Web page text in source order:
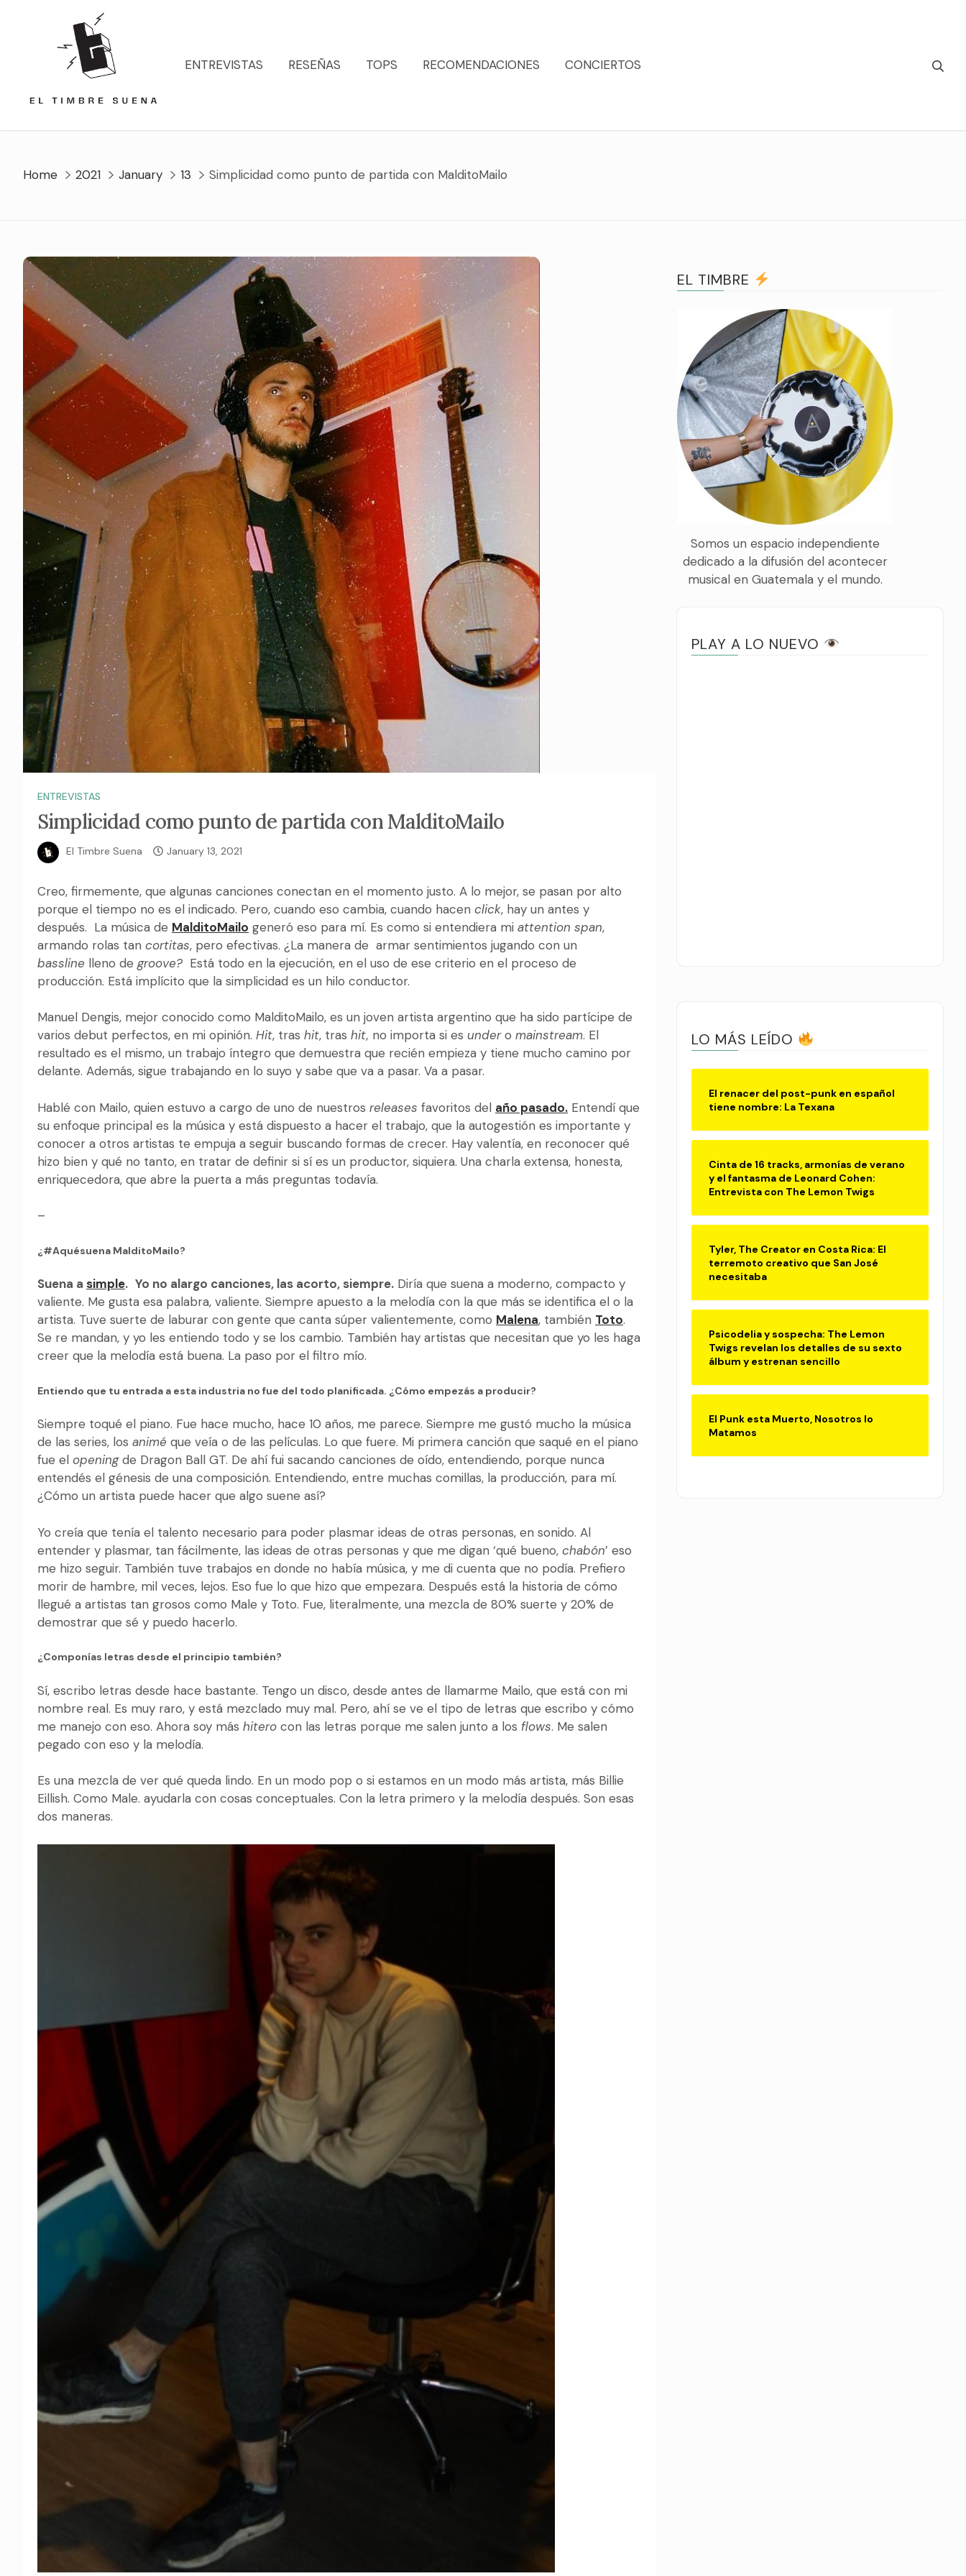
ENTREVISTAS
RESEÑAS TOPS RECOMENDACIONES CONCIERTOS
Home 2021 January 13 Simplicidad como punto de partida con MalditoMailo
ENTREVISTAS
Simplicidad como punto de partida con MalditoMailo
El Timbre Suena January 13, 2021
Creo, firmemente, que algunas canciones conectan en el momento justo. A lo mejor, se pasan por alto
porque el tiempo no es el indicado. Pero, cuando eso cambia, cuando hacen click, hay un antes y
después. La música de MalditoMailo generó eso para mí. Es como si entendiera mi attention span,
armando rolas tan cortitas, pero efectivas. ¿La manera de armar sentimientos jugando con un
bassline lleno de groove? Está todo en la ejecución, en el uso de ese criterio en el proceso de
producción. Está implícito que la simplicidad es un hilo conductor.
Manuel Dengis, mejor conocido como MalditoMailo, es un joven artista argentino que ha sido partícipe de
varios debut perfectos, en mi opinión. Hit, tras hit, tras hit, no importa si es undero mainstream. El
resultado es el mismo, un trabajo íntegro que demuestra que recién empieza y tiene mucho camino por
delante. Además, sigue trabajando en lo suyo y sabe que va a pasar. Va a pasar.
Hablé con Mailo, quien estuvo a cargo de uno de nuestros releases favoritos del año pasado. Entendí que
su enfoque principal es la música y está dispuesto a hacer el trabajo, que la autogestión es importante y
conocer a otros artistas te empuja a seguir buscando formas de crecer. Hay valentía, en reconocer qué
hizo bien y qué no tanto, en tratar de definir si sí es un productor, siquiera. Una charla extensa, honesta,
enriquecedora, que abre la puerta a más preguntas todavía.
–
¿#Aquésuena MalditoMailo?
Suena a simple. Yo no alargo canciones, las acorto, siempre. Diría que suena a moderno, compacto y
valiente. Me gusta esa palabra, valiente. Siempre apuesto a la melodía con la que más se identifica el o la
artista. Tuve suerte de laburar con gente que canta súper valientemente, como Malena, también Toto.
Se re mandan, y yo les entiendo todo y se los cambio. También hay artistas que necesitan que yo les haga
creer que la melodía está buena. La paso por el filtro mío.
Entiendo que tu entrada a esta industria no fue del todo planificada. ¿Cómo empezás a producir?
Siempre toqué el piano. Fue hace mucho, hace 10 años, me parece. Siempre me gustó mucho la música
de las series, los animé que veía o de las películas. Lo que fuere. Mi primera canción que saqué en el piano
fue el openingde Dragon Ball GT. De ahí fui sacando canciones de oído, entendiendo, porque nunca
entendés el génesis de una composición. Entendiendo, entre muchas comillas, la producción, para mí.
¿Cómo un artista puede hacer que algo suene así?
Yo creía que tenía el talento necesario para poder plasmar ideas de otras personas, en sonido. Al
entender y plasmar, tan fácilmente, las ideas de otras personas y que me digan ‘qué bueno, chabón’ eso
me hizo seguir. También tuve trabajos en donde no había música, y me di cuenta que no podía. Prefiero
morir de hambre, mil veces, lejos. Eso fue lo que hizo que empezara. Después está la historia de cómo
llegué a artistas tan grosos como Male y Toto. Fue, literalmente, una mezcla de 80% suerte y 20% de
demostrar que sé y puedo hacerlo.
¿Componías letras desde el principio también?
Sí, escribo letras desde hace bastante. Tengo un disco, desde antes de llamarme Mailo, que está con mi
nombre real. Es muy raro, y está mezclado muy mal. Pero, ahí se ve el tipo de letras que escribo y cómo
me manejo con eso. Ahora soy más hitero con las letras porque me salen junto a los flows. Me salen
pegado con eso y la melodía.
Es una mezcla de ver qué queda lindo. En un modo pop o si estamos en un modo más artista, más Billie
Eillish. Como Male. ayudarla con cosas conceptuales. Con la letra primero y la melodía después. Son esas
dos maneras.
EL TIMBRE
Somos un espacio independiente
dedicado a la difusión del acontecer
musical en Guatemala y el mundo.
PLAY A LO NUEVO
LO MÁS LEÍDO
El renacer del post-punk en español
tiene nombre: La Texana
Cinta de 16 tracks, armonías de verano
y el fantasma de Leonard Cohen:
Entrevista con The Lemon Twigs
Tyler, The Creator en Costa Rica: El
terremoto creativo que San José
necesitaba
Psicodelia y sospecha: The Lemon
Twigs revelan los detalles de su sexto
álbum y estrenan sencillo
El Punk esta Muerto, Nosotros lo
Matamos